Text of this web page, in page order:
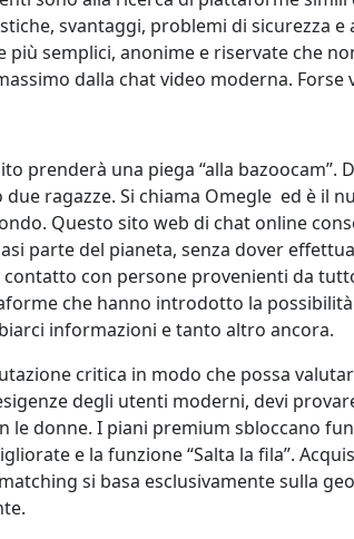
svantaggi, problemi di sicurezza e
semplici, anonime e riservate che
dalla chat video moderna.
prenderà una piega “alla
ragazze. Si chiama Omegle ed è il
Questo sito web di chat online
parte del pianeta, senza dover
con persone provenienti da
che hanno introdotto la
informazioni e tanto altro ancora.
critica in modo che possa
degli utenti moderni, devi
le donne. I piani premium sbloccano
e la funzione “Salta la fila”.
si basa esclusivamente sulla